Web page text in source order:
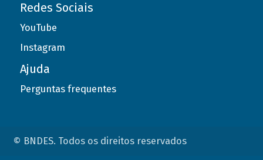
Redes Sociais
YouTube
Instagram
Ajuda
Perguntas frequentes
© BNDES. Todos os direitos reservados